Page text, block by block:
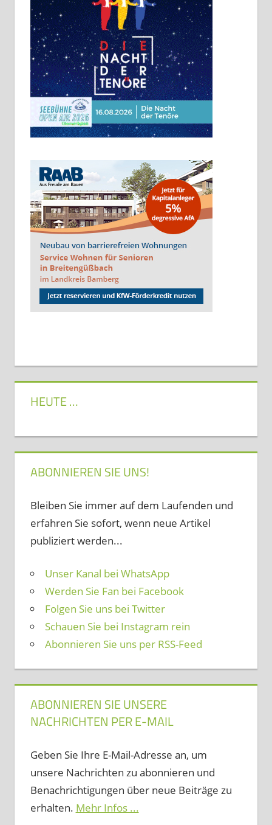
HEUTE …
ABONNIEREN SIE UNS!
Bleiben Sie immer auf dem Laufenden und
erfahren Sie sofort, wenn neue Artikel
publiziert werden...
Unser Kanal bei WhatsApp
Werden Sie Fan bei Facebook
Folgen Sie uns bei Twitter
Schauen Sie bei Instagram rein
Abonnieren Sie uns per RSS-Feed
ABONNIEREN SIE UNSERE
NACHRICHTEN PER E-MAIL
Geben Sie Ihre E-Mail-Adresse an, um
unsere Nachrichten zu abonnieren und
Benachrichtigungen über neue Beiträge zu
erhalten. Mehr Infos ...